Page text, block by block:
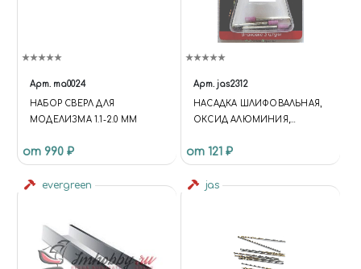
Арт. ma0024
НАБОР СВЕРЛ ДЛЯ
МОДЕЛИЗМА 1.1-2.0 ММ
от 990 ₽
Арт. jas2312
НАСАДКА ШЛИФОВАЛЬНАЯ,
ОКСИД АЛЮМИНИЯ,
БЛИСТЕРЕ, 3 ШТ.
от 121 ₽
evergreen jas